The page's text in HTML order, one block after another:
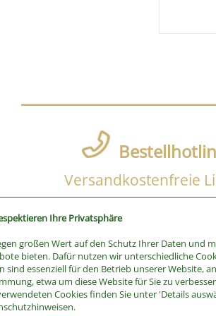
Ihre Privatsphäre
großen Wert auf den Schutz Ihrer Daten und
bieten. Dafür nutzen wir unterschiedliche
sind essenziell für den Betrieb unserer Website,
etwa um diese Website für Sie zu
Cookies finden Sie unter 'Details
Versandkostenfreie
SUCHE
Stichwort
Kategorie
Hersteller